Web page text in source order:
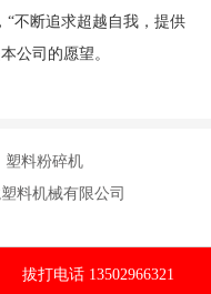
“不断追求超越自我，提供
公司的愿望。
料粉碎机
料机械有限公司
拔打电话 13502966321